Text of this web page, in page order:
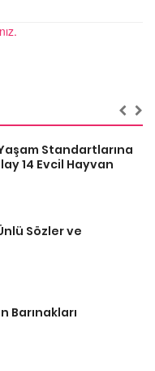
Standartlarına
14 Evcil Hayvan
Sözler ve
Barınakları